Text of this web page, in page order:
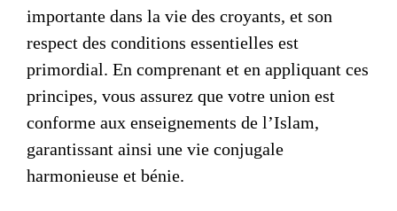
importante dans la vie des croyants, et son
respect des conditions essentielles est
primordial. En comprenant et en appliquant ces
principes, vous assurez que votre union est
conforme aux enseignements de l’Islam,
garantissant ainsi une vie conjugale
harmonieuse et bénie.